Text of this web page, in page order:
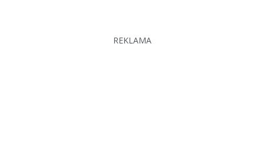
REKLAMA